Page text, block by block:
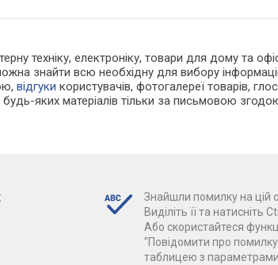
техніку, електроніку, товари для дому та
знайти всю необхідну для вибору
відгуки користувачів, фотогалереї товарів,
яких матеріалів тільки за письмовою
Знайшли помилку на цій
Виділіть її та натисніть
Або скористайтеся
"Повідомити про помилку
таблицею з параметрами